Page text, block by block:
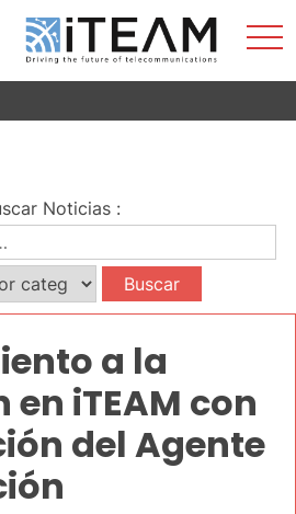
Noticias:
a la
iTEAM con
del Agente